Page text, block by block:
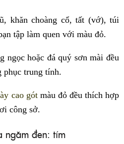
khăn choàng cổ, tất (vớ), túi
tập làm quen với màu đỏ.
ngọc hoặc đá quý sơn mài đều
phục trung tính.
cao gót màu đỏ đều thích hợp
công sở.
ngăm đen: tím